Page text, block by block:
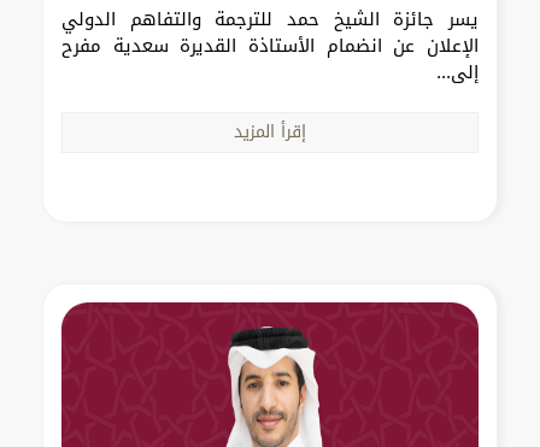
يسر جائزة الشيخ حمد للترجمة والتفاهم الدولي
الإعلان عن انضمام الأستاذة القديرة سعدية مفرح
إلى...
إقرأ المزيد